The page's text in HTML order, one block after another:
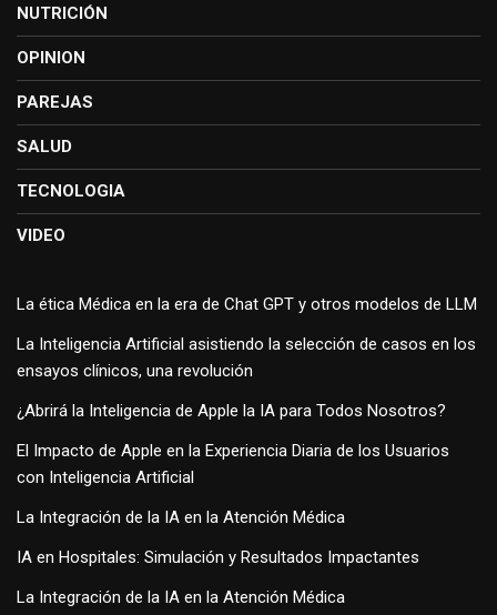
NUTRICIÓN
OPINION
PAREJAS
SALUD
TECNOLOGIA
VIDEO
La ética Médica en la era de Chat GPT y otros modelos de LLM
La Inteligencia Artificial asistiendo la selección de casos en los
ensayos clínicos, una revolución
¿Abrirá la Inteligencia de Apple la IA para Todos Nosotros?
El Impacto de Apple en la Experiencia Diaria de los Usuarios
con Inteligencia Artificial
La Integración de la IA en la Atención Médica
IA en Hospitales: Simulación y Resultados Impactantes
La Integración de la IA en la Atención Médica